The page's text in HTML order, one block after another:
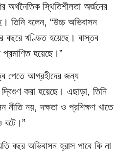
অর্থনৈতিক স্থিতিশীলতা অর্জনের
তিনি বলেন, “উচ্চ অভিবাসন
বছরে খণ্ডিত হয়েছে। বাস্তব
হয়েছে।”
পেতে আগ্রহীদের জন্য
করা হয়েছে। এছাড়া, তিনি
নয়, দক্ষতা ও প্রশিক্ষণ খাতে
বটে।”
বছর অভিবাসন হ্রাস পাবে কি না